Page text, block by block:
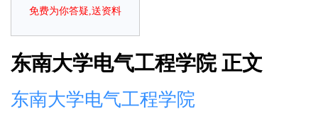
免费为你答疑,送资料
东南大学电气工程学院 正文
东南大学电气工程学院